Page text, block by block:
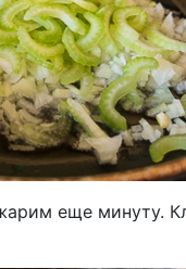
еще минуту.